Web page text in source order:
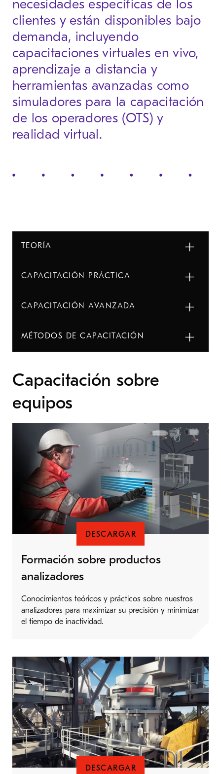
necesidades específicas de los
clientes y están disponibles bajo
demanda, incluyendo
capacitaciones virtuales en vivo,
aprendizaje a distancia y
herramientas avanzadas como
simuladores para la capacitación
de los operadores (OTS) y
realidad virtual.
TEORÍA
CAPACITACIÓN PRÁCTICA
CAPACITACIÓN AVANZADA
MÉTODOS DE CAPACITACIÓN
Capacitación sobre
equipos
DESCARGAR
Formación sobre productos
analizadores
Conocimientos teóricos y prácticos sobre nuestros
analizadores para maximizar su precisión y minimizar
el tiempo de inactividad.
DESCARGAR